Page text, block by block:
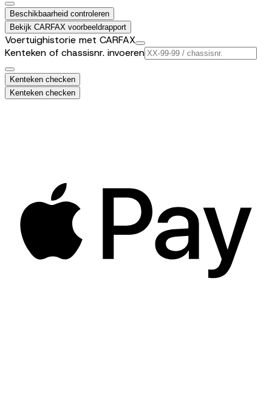
Beschikbaarheid controleren
Bekijk CARFAX voorbeeldrapport
Voertuighistorie met CARFAX
Kenteken of chassisnr. invoeren
Kenteken checken
Kenteken checken